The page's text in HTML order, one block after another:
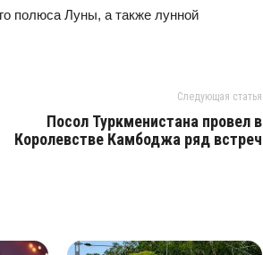
полюса Луны, а также лунной
Следующая статья
Посол Туркменистана провел в
Королевстве Камбоджа ряд встреч